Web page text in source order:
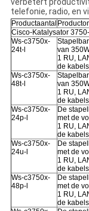
verbetert
telefonie, radio, en
Productaantal
Cisco-Katalysator
Ws-c3750x-
24t-l
van
1 RU,
de
Ws-c3750x-
48t-l
van
1 RU,
de
Ws-c3750x-
24p-l
De
met de
1 RU,
de
Ws-c3750x-
24u-l
De
met de
1 RU,
de
Ws-c3750x-
48p-l
De
met de
1 RU,
de